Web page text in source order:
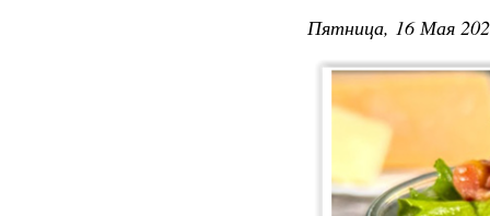
Пятница, 16 Мая